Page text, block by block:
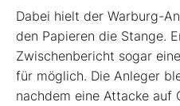
Dabei hielt der Warburg-
den Papieren die Stange.
Zwischenbericht sogar
für möglich. Die Anleger
nachdem eine Attacke auf